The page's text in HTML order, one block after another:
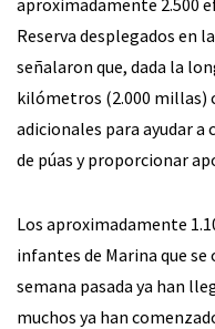
Reserva desplegados en
señalaron que, dada la
kilómetros (2.000 millas)
adicionales para ayudar
de púas y proporcionar
Los aproximadamente
infantes de Marina que
semana pasada ya han
muchos ya han